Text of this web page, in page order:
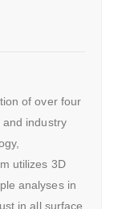
of over four
industry
utilizes 3D
analyses in
in all surface